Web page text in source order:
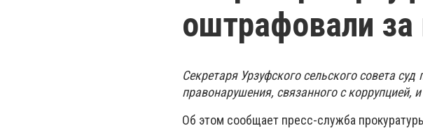
оштрафовали
Секретаря Урзуфского сельского совета
правонарушения, связанного с коррупцией,
Об этом сообщает пресс-служба